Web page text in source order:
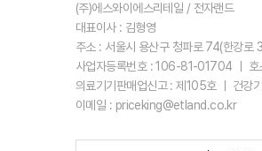
(주)에스와이에스리테일 / 전자랜드
대표이사 : 김형영
주소 : 서울시 용산구 청파로 74(한강로
사업자등록번호 : 106-81-01704 ㅣ 호
의료기기판매업신고 : 제105호 ㅣ 건강
이메일 : priceking@etland.co.kr